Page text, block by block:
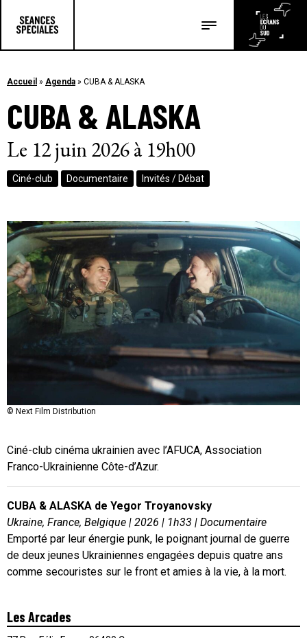
Les articles
Accueil » Agenda » CUBA & ALASKA
CUBA & ALASKA
Le 12 juin 2026 à 19h00
Ciné-club Documentaire Invités / Débat
© Next Film Distribution
Ciné-club cinéma ukrainien avec l’AFUCA, Association
Franco-Ukrainienne Côte-d’Azur.
CUBA & ALASKA de Yegor Troyanovsky
Ukraine, France, Belgique | 2026 | 1h33 | Documentaire
Emporté par leur énergie punk, le poignant journal de guerre
de deux jeunes Ukrainiennes engagées depuis quatre ans
comme secouristes sur le front et amies à la vie, à la mort.
Les Arcades